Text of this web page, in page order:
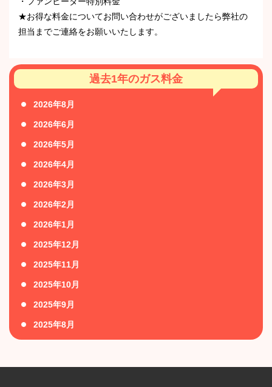
★お得な料金についてお問い合わせがございましたら弊社の
担当までご連絡をお願いいたします。
過去1年のガス料金
2026年8月
2026年6月
2026年5月
2026年4月
2026年3月
2026年2月
2026年1月
2025年12月
2025年11月
2025年10月
2025年9月
2025年8月